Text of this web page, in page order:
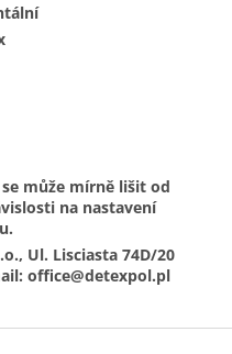
může mírně lišit od
na nastavení
Ul. Lisciasta 74D/20
office@detexpol.pl